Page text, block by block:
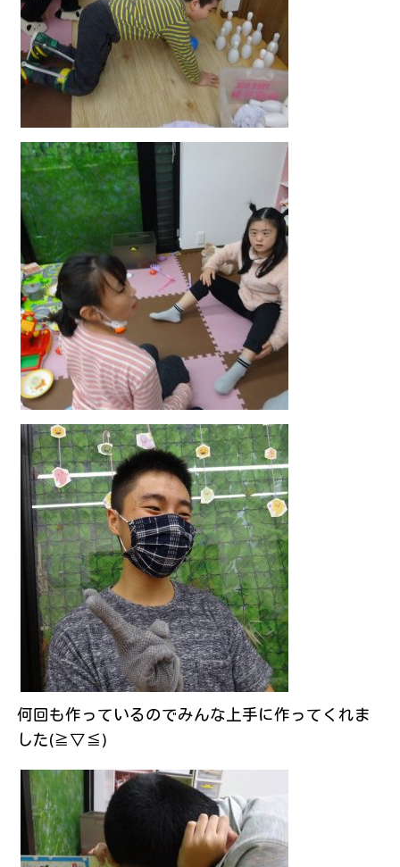
何回も作っているのでみんな上手に作ってくれま
した(≧▽≦)